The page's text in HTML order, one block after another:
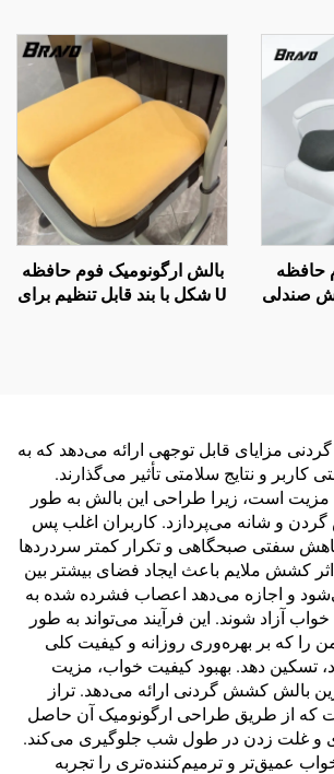
دفتر، بالش کمر B7
حافظه
صندلی
بالش ارگونومیک فوم حافظه
U شکل با بند قابل تنظیم برای
مزایای قابل توجهی ارائه می‌دهد که به
کاربر و نتایج سلامتی تأثیر می‌گذارند.
است، زیرا طراحی این بالش به طور
و شانه می‌پردازد. کاربران اغلب پس
کاهش سفتی صبحگاهی و تکرار کمتر سردردها
کشش ملایم باعث ایجاد فضای بیشتر بین
و اجازه می‌دهد اعصاب فشرده شده به
آزاد شوند. این فرآیند می‌تواند به طور
را که بر بهره‌وری روزانه و کیفیت کلی
تسکین دهد. بهبود کیفیت خواب، مزیت
بالش کشش گردنی ارائه می‌دهد. تراز
که از طریق طراحی ارگونومیک آن حاصل
و غلت زدن در طول شب جلوگیری می‌کند.
عمیق‌تر و ترمیم‌کننده‌تری را تجربه